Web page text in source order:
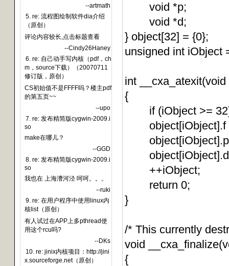
--artmath
5. re: 流程图绘制软件dia介绍
（原创）
评论内容较长,点击标题查看
--Cindy26Haney
6. re: 自己动手写内核（pdf，ch
m，source下载）（20070711
修订版，原创）
CS初始值不是FFFF吗？楼主pdf
的第五页~~
--upo
7. re: 发布精简版cygwin-2009.i
so
make在哪儿？
--GGD
8. re: 发布精简版cygwin-2009.i
so
我也在 上海漕河泾 呵呵。。。
--ruki
9. re: 在用户程序中使用linux内
核list（原创）
有人试过在APP上多pthread使
用这个rcu吗?
--DKs
10. re: jinix内核项目：http://jini
x.sourceforge.net（原创）
void *p;
void *d;
} object[32] = {0};
unsigned int iObject
int
{
if (iObject >= 32)
object[iObject].f
object[iObject].p
object[iObject].d
++iObject;
return 0;
}
/* This currently
void
{